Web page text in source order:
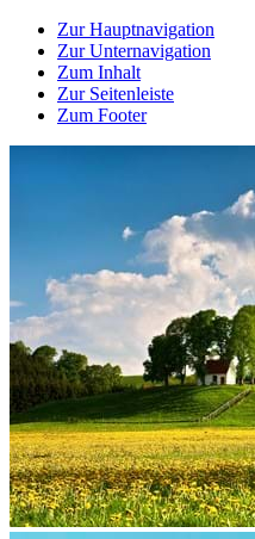
Zur Hauptnavigation
Zur Unternavigation
Zum Inhalt
Zur Seitenleiste
Zum Footer